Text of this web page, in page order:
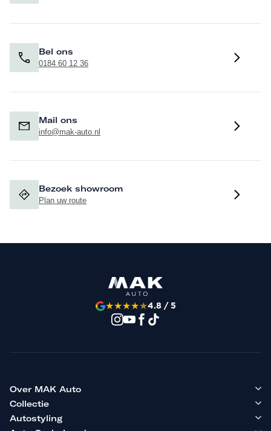
Bel ons
0184 60 12 36
Mail ons
info@mak-auto.nl
Bezoek showroom
Plan uw route
★★★★★4.8 / 5
Over MAK Auto
Collectie
Autostyling